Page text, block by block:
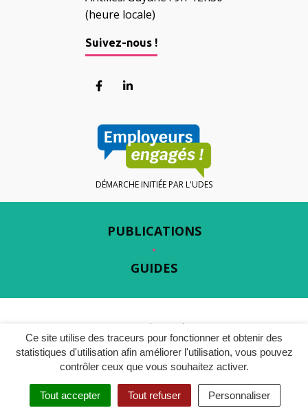
Ce site utilise des traceurs pour fonctionner et obtenir des
statistiques d'utilisation afin améliorer l'utilisation, vous pouvez
contrôler ceux que vous souhaitez activer.
Tout accepter Tout refuser Personnaliser
(heure locale)
Suivez-nous !
Lien vers le compte Facebook
Lien vers le compte Linkedin
DÉMARCHE INITIÉE PAR L'UDES
PUBLICATIONS
GUIDES
Gestion des cookies
Plan du site
Mentions légales
Accessibilité